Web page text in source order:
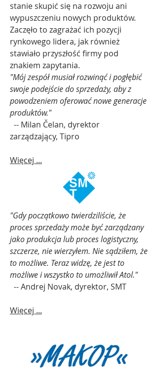
stanie skupić się na rozwoju ani
wypuszczeniu nowych produktów.
Zaczęło to zagrażać ich pozycji
rynkowego lidera, jak również
stawiało przyszłość firmy pod
znakiem zapytania.
"Mój zespół musiał rozwinąć i pogłębić
swoje podejście do sprzedaży, aby z
powodzeniem oferować nowe generacje
produktów."
-- Milan Čelan, dyrektor
zarządzający, Tipro
Więcej ...
"Gdy początkowo twierdziliście, że
proces sprzedaży może być zarządzany
jako produkcja lub proces logistyczny,
szczerze, nie wierzyłem. Nie sądziłem, że
to możliwe. Teraz widzę, że jest to
możliwe i wszystko to umożliwił Atol."
-- Andrej Novak, dyrektor, SMT
Więcej ...